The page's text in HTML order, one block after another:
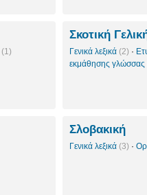
(1)
Σκοτική
Γενικά λεξικά (2) ·
εκμάθησης γλώσσας
Σλοβακική
Γενικά λεξικά (3) ·